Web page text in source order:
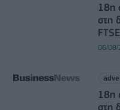
18η
στη
06/08/
18η
στη